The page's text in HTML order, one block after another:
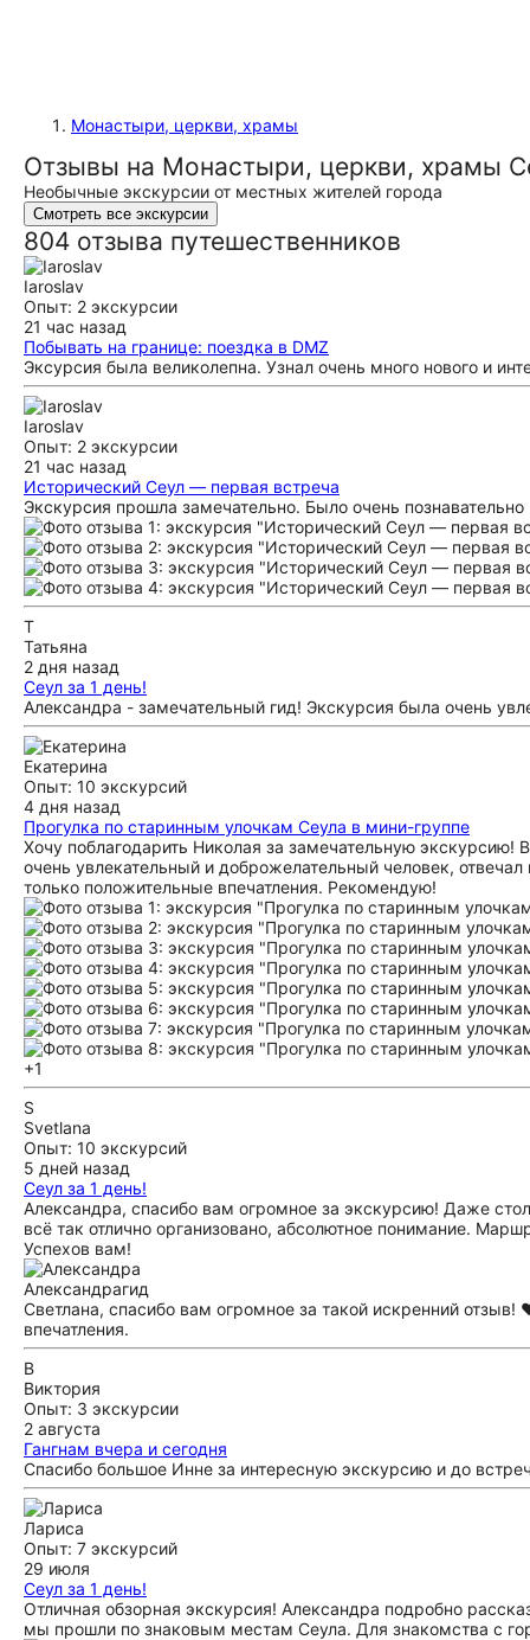
Монастыри, церкви, храмы
Отзывы на Монастыри, церкви, храмы
Необычные экскурсии от местных жителей города
Смотреть все экскурсии
804 отзыва путешественников
Iaroslav
Опыт: 2 экскурсии
21 час назад
Побывать на границе: поездка в DMZ
Эксурсия была великолепна. Узнал очень много нового и
Iaroslav
Опыт: 2 экскурсии
21 час назад
Исторический Сеул — первая встреча
Экскурсия прошла замечательно. Было очень
Т
Татьяна
2 дня назад
Сеул за 1 день!
Александра - замечательный гид! Экскурсия была очень
Екатерина
Опыт: 10 экскурсий
4 дня назад
Прогулка по старинным улочкам Сеула в мини-группе
Хочу поблагодарить Николая за замечательную экскурсию!
очень увлекательный и доброжелательный человек,
только положительные впечатления. Рекомендую!
+1
S
Svetlana
Опыт: 10 экскурсий
5 дней назад
Сеул за 1 день!
Александра, спасибо вам огромное за экскурсию! Даже
всё так отлично организовано, абсолютное понимание.
Успехов вам!
Александрагид
Светлана, спасибо вам огромное за такой искренний
впечатления.
В
Виктория
Опыт: 3 экскурсии
2 августа
Гангнам вчера и сегодня
Спасибо большое Инне за интересную экскурсию и до
Лариса
Опыт: 7 экскурсий
29 июля
Сеул за 1 день!
Отличная обзорная экскурсия! Александра подробно
мы прошли по знаковым местам Сеула. Для знакомства с